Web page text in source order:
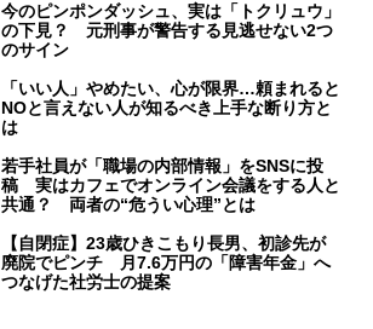
今のピンポンダッシュ、実は「トクリュウ」
の下見？ 元刑事が警告する見逃せない2つ
のサイン
「いい人」やめたい、心が限界…頼まれると
NOと言えない人が知るべき上手な断り方と
は
若手社員が「職場の内部情報」をSNSに投
稿 実はカフェでオンライン会議をする人と
共通？ 両者の“危うい心理”とは
【自閉症】23歳ひきこもり長男、初診先が
廃院でピンチ 月7.6万円の「障害年金」へ
つなげた社労士の提案